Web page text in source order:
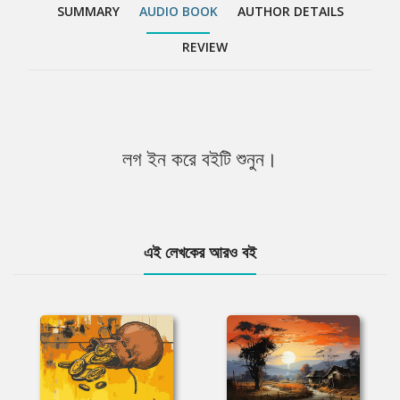
SUMMARY AUDIO BOOK AUTHOR DETAILS
REVIEW
লগ ইন করে বইটি শুনুন।
এই লেখকের আরও বই